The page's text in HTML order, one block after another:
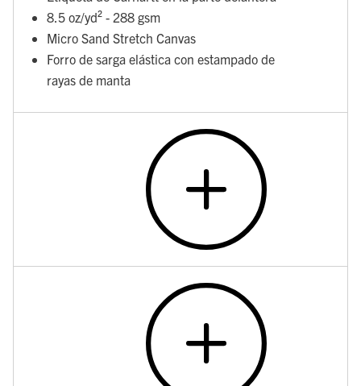
8.5 oz/yd² - 288 gsm
Micro Sand Stretch Canvas
Forro de sarga elástica con estampado de
rayas de manta